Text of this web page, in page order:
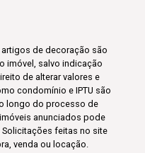
de decoração são
imóvel, salvo indicação
de alterar valores e
condomínio e IPTU são
longo do processo de
anunciados pode
feitas no site
venda ou locação.